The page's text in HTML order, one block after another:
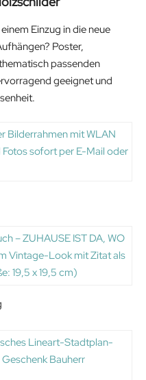
Einzug in die neue
Poster,
passenden
geeignet und